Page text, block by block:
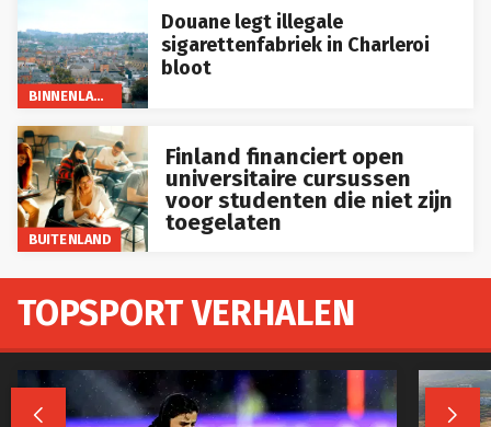
BINNENLAND
Douane legt illegale
sigarettenfabriek in Charleroi
bloot
BUITENLAND
universitaire cursussen
voor studenten die niet zijn
toegelaten
TOPSPORT VERHALEN